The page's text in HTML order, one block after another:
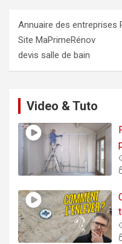
Annuaire des entreprises
Site MaPrimeRénov
devis salle de bain
Video & Tuto